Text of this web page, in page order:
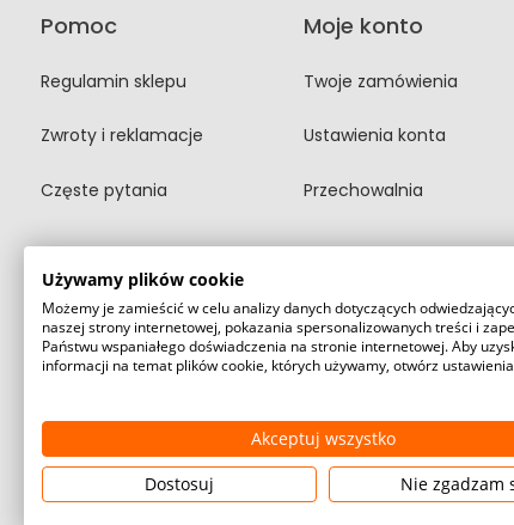
Pomoc
Regulamin sklepu
Zwroty i reklamacje
Częste pytania
Moje konto
Twoje zamówienia
Ustawienia konta
Przechowalnia
©2026 Wszelkie Prawa Zastrzeżone | FIRETECH
Używamy plików cookie
Możemy je zamieścić w celu analizy danych dotyczących
naszej strony internetowej, pokazania spersonalizowanych treści i
Państwu wspaniałego doświadczenia na stronie internetowej. Aby
informacji na temat plików cookie, których używamy, otwórz
Akceptuj wszystko
Dostosuj
Nie zgadzam